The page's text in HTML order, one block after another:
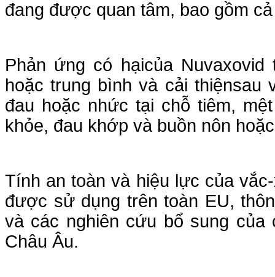
đang được quan tâm, bao gồm
Phản ứng có hạicủa
hoặc trung bình và cải thiệnsau
đau hoặc nhức tại chỗ tiêm,
khỏe, đau khớp và buồn nôn
Tính an toàn và hiệu lực của
được sử dụng trên toàn EU,
và các nghiên cứu bổ sung
Châu Âu.